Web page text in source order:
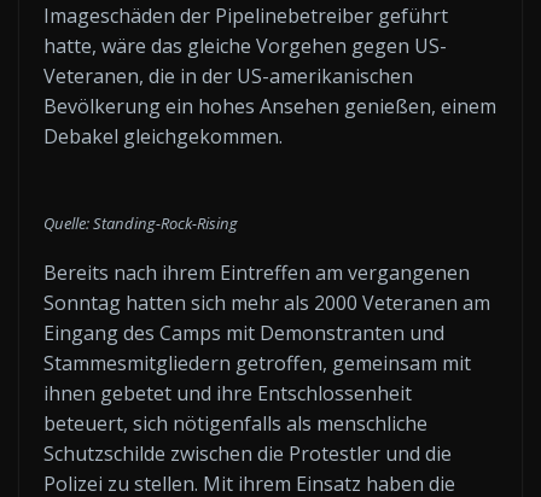
Imageschäden der Pipelinebetreiber geführt
hatte, wäre das gleiche Vorgehen gegen US-
Veteranen, die in der US-amerikanischen
Bevölkerung ein hohes Ansehen genießen, einem
Debakel gleichgekommen.
Quelle: Standing-Rock-Rising
Bereits nach ihrem Eintreffen am vergangenen
Sonntag hatten sich mehr als 2000 Veteranen am
Eingang des Camps mit Demonstranten und
Stammesmitgliedern getroffen, gemeinsam mit
ihnen gebetet und ihre Entschlossenheit
beteuert, sich nötigenfalls als menschliche
Schutzschilde zwischen die Protestler und die
Polizei zu stellen. Mit ihrem Einsatz haben die